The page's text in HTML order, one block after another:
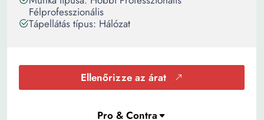
Félprofesszionális
Tápellátás típus: Hálózat
Ellenőrizze az árat